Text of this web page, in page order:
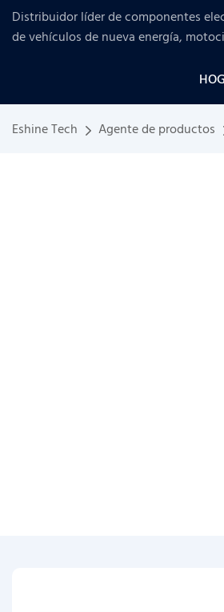
Distribuidor líder de componentes
de vehículos de nueva energía,
Eshine Tech Agente de productos